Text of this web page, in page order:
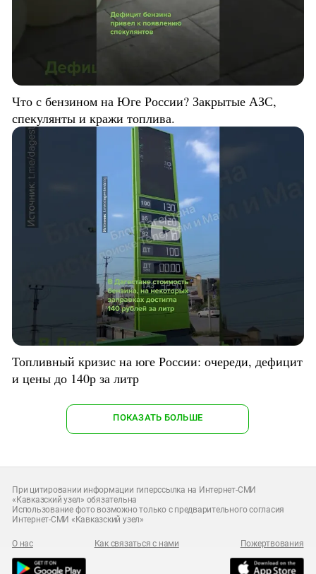
Что с бензином на Юге России? Закрытые АЗС,
спекулянты и кражи топлива.
Топливный кризис на юге России: очереди, дефицит
и цены до 140р за литр
ПОКАЗАТЬ БОЛЬШЕ
При цитировании информации гиперссылка на Интернет-СМИ
«Кавказский узел» обязательна
Использование фото возможно только с предварительного согласия
Интернет-СМИ «Кавказский узел»
О нас Как связаться с нами Пожертвования